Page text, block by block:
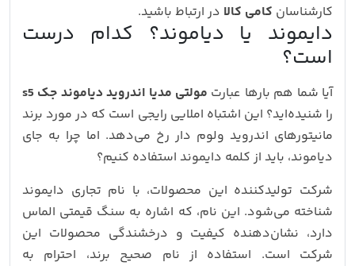
کارشناسان کامی کالا در ارتباط باشید.
دایموند یا دیاموند؟ کدام درست
است؟
آیا شما هم بارها عبارت مولتی مدیا اندروید دیاموند جک s5
را شنیده‌اید؟ این اشتباه املایی رایجی است که در مورد برند
مانیتورهای اندروید ولوم دار رخ می‌دهد. اما چرا به جای
دیاموند، باید از کلمه دایموند استفاده کنیم؟
شرکت تولیدکننده این محصولات، با نام تجاری دایموند
شناخته می‌شود. این نام، که اشاره به سنگ قیمتی الماس
دارد، نشان‌دهنده کیفیت و درخشندگی محصولات این
شرکت است. استفاده از نام صحیح برند، احترام به